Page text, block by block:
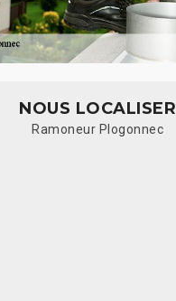
NOUS LOCALISER
Ramoneur Plogonnec